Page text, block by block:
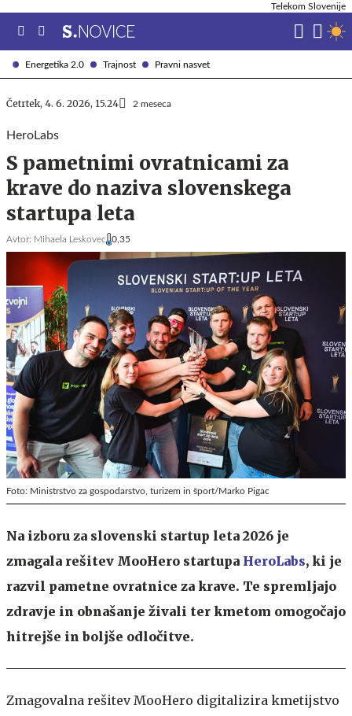
Energetika 2.0 Trajnost Pravni nasvet
Telekom Slovenije
Četrtek, 4. 6. 2026, 15.24 2 meseca
HeroLabs
S pametnimi ovratnicami za
krave do naziva slovenskega
startupa leta
Avtor: Mihaela Leskovec 0,35
Foto: Ministrstvo za gospodarstvo, turizem in šport/Marko Pigac
Na izboru za slovenski startup leta 2026 je
zmagala rešitev MooHero startupa HeroLabs, ki je
razvil pametne ovratnice za krave. Te spremljajo
zdravje in obnašanje živali ter kmetom omogočajo
hitrejše in boljše odločitve.
Zmagovalna rešitev MooHero digitalizira kmetijstvo